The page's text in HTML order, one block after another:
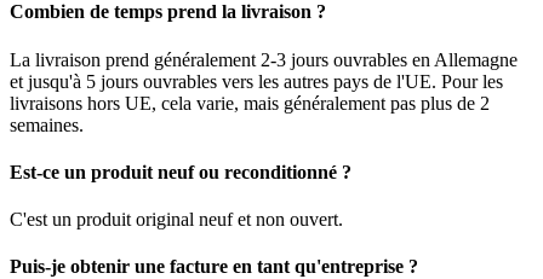
Combien de temps prend la livraison ?
La livraison prend généralement 2-3 jours ouvrables en Allemagne
et jusqu'à 5 jours ouvrables vers les autres pays de l'UE. Pour les
livraisons hors UE, cela varie, mais généralement pas plus de 2
semaines.
Est-ce un produit neuf ou reconditionné ?
C'est un produit original neuf et non ouvert.
Puis-je obtenir une facture en tant qu'entreprise ?